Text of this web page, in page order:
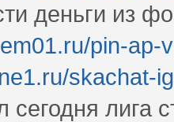
деньги из
pin-ap-
skachat-
сегодня лига